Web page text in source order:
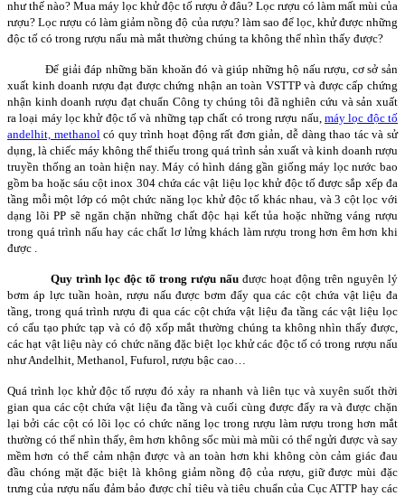
như thế nào? Mua máy lọc khử độc tố rượu ở đâu? Lọc rượu có làm mất mùi của
rượu? Lọc rượu có làm giảm nồng độ của rượu? làm sao để lọc, khử được những
độc tố có trong rượu nấu mà mắt thường chúng ta không thể nhìn thấy được?
Để giải đáp những băn khoăn đó và giúp những hộ nấu rượu, cơ sở sản
xuất kinh doanh rượu đạt được chứng nhận an toàn VSTTP và được cấp chứng
nhận kinh doanh rượu đạt chuẩn Công ty chúng tôi đã nghiên cứu và sản xuất
ra loại máy lọc khử độc tố và những tạp chất có trong rượu nấu, máy lọc độc tố
andelhit, methanol có quy trình hoạt động rất đơn giản, dễ dàng thao tác và sử
dụng, là chiếc máy không thể thiếu trong quá trình sản xuất và kinh doanh rượu
truyền thống an toàn hiện nay. Máy có hình dáng gần giống máy lọc nước bao
gồm ba hoặc sáu cột inox 304 chứa các vật liệu lọc khử độc tố được sắp xếp đa
tầng mỗi một lớp có một chức năng lọc khử độc tố khác nhau, và 3 cột lọc với
dạng lõi PP sẽ ngăn chặn những chất độc hại kết tủa hoặc những váng rượu
trong quá trình nấu hay các chất lơ lửng khách làm rượu trong hơn êm hơn khi
được .
Quy trình lọc độc tố trong rượu nấu được hoạt động trên nguyên lý
bơm áp lực tuần hoàn, rượu nấu được bơm đẩy qua các cột chứa vật liệu đa
tầng, trong quá trình rượu đi qua các cột chứa vật liệu đa tầng các vật liệu lọc
có cấu tạo phức tạp và có độ xốp mắt thường chúng ta không nhìn thấy được,
các hạt vật liệu này có chức năng đặc biệt lọc khử các độc tố có trong rượu nấu
như Andelhit, Methanol, Fufurol, rượu bậc cao…
Quá trình lọc khử độc tố rượu đó xảy ra nhanh và liên tục và xuyên suốt thời
gian qua các cột chứa vật liệu đa tầng và cuối cùng được đẩy ra và được chặn
lại bởi các cột có lõi lọc có chức năng lọc trong rượu làm rượu trong hơn mắt
thường có thể nhìn thấy, êm hơn không sốc mùi mà mũi có thể ngửi được và say
mềm hơn có thể cảm nhận được và an toàn hơn khi không còn cảm giác đau
đầu chóng mặt đặc biệt là không giảm nồng độ của rượu, giữ được mùi đặc
trưng của rượu nấu đảm bảo được chỉ tiêu và tiêu chuẩn của Cục ATTP hay các